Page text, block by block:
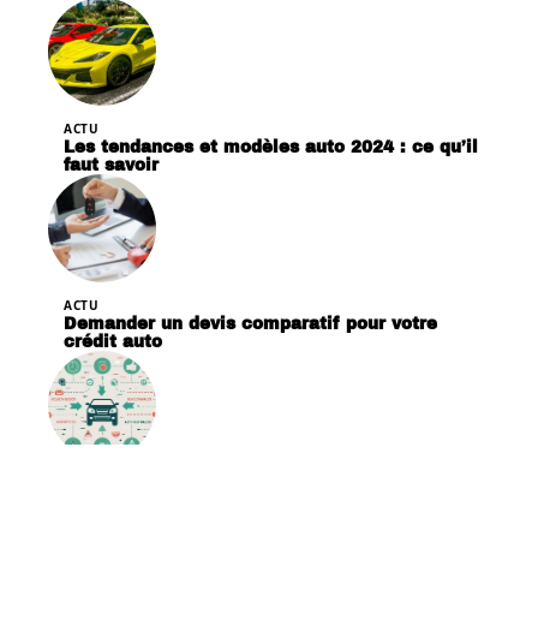
ACTU
Les tendances et modèles auto 2024 : ce qu’il
faut savoir
ACTU
Demander un devis comparatif pour votre
crédit auto